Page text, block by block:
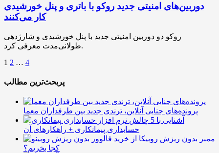
دوربین‌های امنیتی جدید روکو با باتری و پنل خورشیدی
کار می‌کنند
روکو دو دوربین امنیتی جدید با پنل خورشیدی و شارژدهی
طولانی‌مدت معرفی کرد.
1 2 … 4
پربحث‌ترین مطالب
پرونده‌های جنایی آنلاین، ترندی جدید بین طرفداران معما
آشنایی با 5 چالش
حسابداری پیمانکاری + راهکارهای آن
ممبر بدون ریزش روبیکا از
کجا بخریم؟